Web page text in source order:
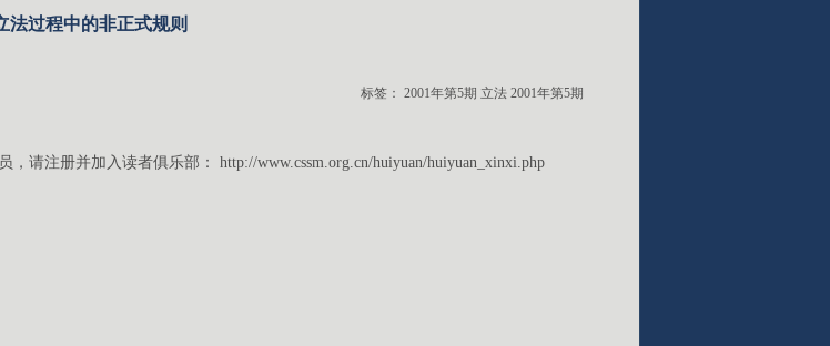
法过程中的非正式规则
标签： 2001年第5期 立法 2001年第5期
，请注册并加入读者俱乐部： http://www.cssm.org.cn/huiyuan/huiyuan_xinxi.php